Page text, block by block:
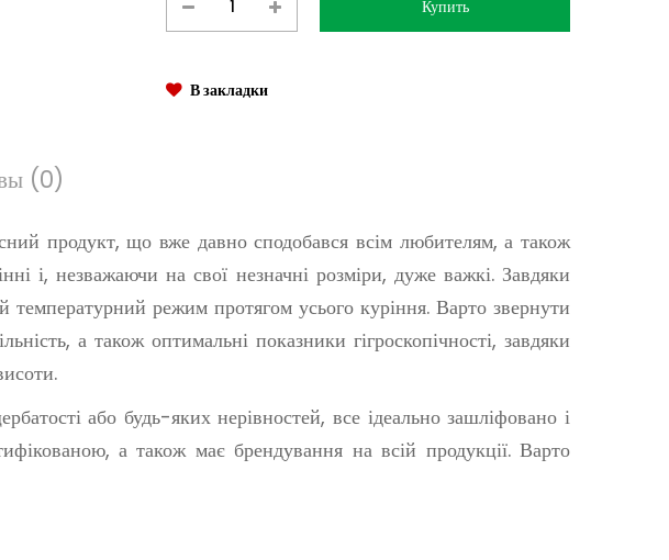
В закладки
(0)
продукт, що вже давно сподобався всім любителям, а також
і, незважаючи на свої незначні розміри, дуже важкі. Завдяки
режим протягом усього куріння. Варто звернути
а також оптимальні показники гігроскопічності, завдяки
або будь-яких нерівностей, все ідеально зашліфовано і
а також має брендування на всій продукції. Варто